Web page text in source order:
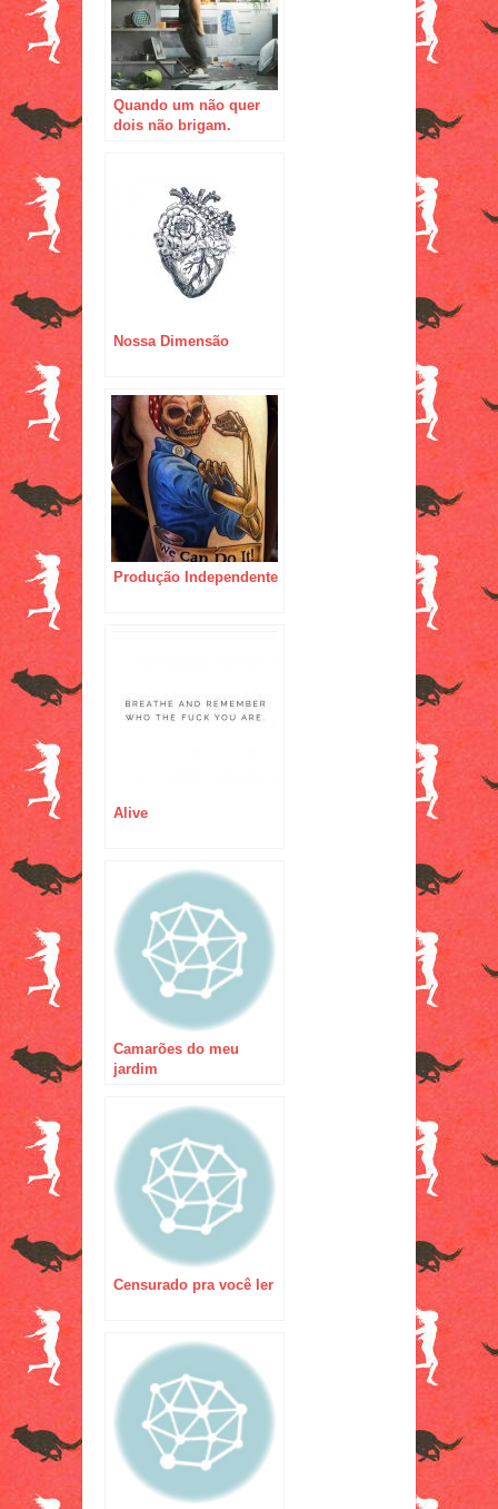
Quando um não quer
dois não brigam.
Nossa Dimensão
Produção Independente
Alive
Camarões do meu
jardim
Censurado pra você ler